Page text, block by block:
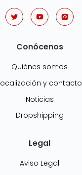
Conócenos
Quiénes somos
y contacto
Noticias
Dropshipping
Legal
Aviso Legal